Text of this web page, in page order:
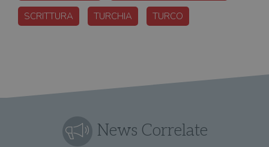
SCRITTURA TURCHIA TURCO
News Correlate